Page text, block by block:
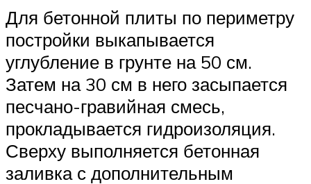
Для бетонной плиты по периметру
постройки выкапывается
углубление в грунте на 50 см.
Затем на 30 см в него засыпается
песчано-гравийная смесь,
прокладывается гидроизоляция.
Сверху выполняется бетонная
заливка с дополнительным